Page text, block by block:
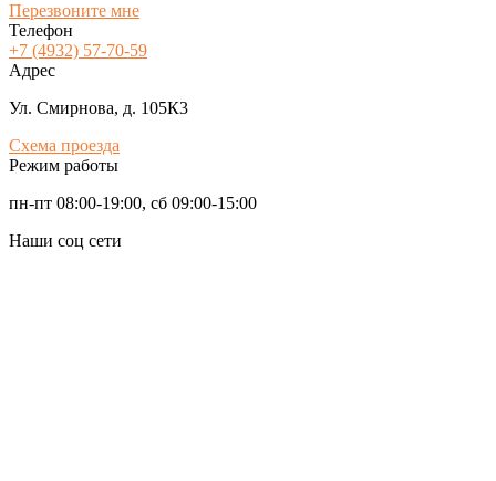
Перезвоните мне
Телефон
+7 (4932) 57-70-59
Адрес
Ул. Смирнова, д. 105К3
Схема проезда
Режим работы
пн-пт 08:00-19:00, сб 09:00-15:00
Наши соц сети